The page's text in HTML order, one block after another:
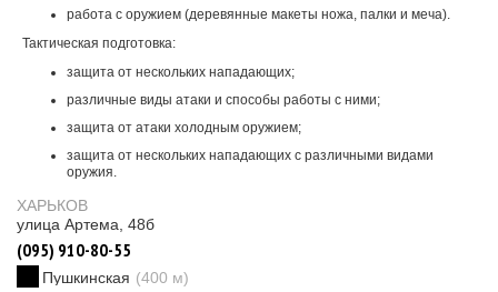
работа с оружием (деревянные макеты ножа, палки и меча).
Тактическая подготовка:
защита от нескольких нападающих;
различные виды атаки и способы работы с ними;
защита от атаки холодным оружием;
защита от нескольких нападающих с различными видами
оружия.
ХАРЬКОВ
улица Артема, 48б
(095) 910-80-55
Пушкинская (400 м)